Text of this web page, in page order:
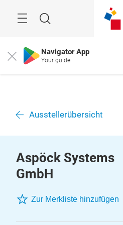
Suche
Close Navigator App
Your guide
Ausstellerübersicht
Aspöck Systems
GmbH
Zur Merkliste hinzufügen